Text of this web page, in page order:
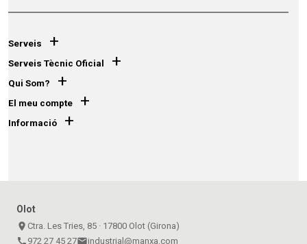
Serveis +
Serveis Tècnic Oficial +
Qui Som? +
El meu compte +
Informació +
Olot
place Ctra. Les Tries, 85 · 17800 Olot (Girona)
call 972 27 45 27emailindustrial@manxa.com